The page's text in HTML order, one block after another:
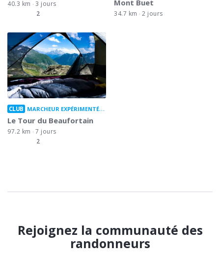
40.3 km
3 jours
2
Mont Buet
34.7 km 2 jours
CLUB MARCHEUR EXPÉRIMENTÉ BOUCLE
Le Tour du Beaufortain
97.2 km
7 jours
2
Rejoignez la communauté des
randonneurs